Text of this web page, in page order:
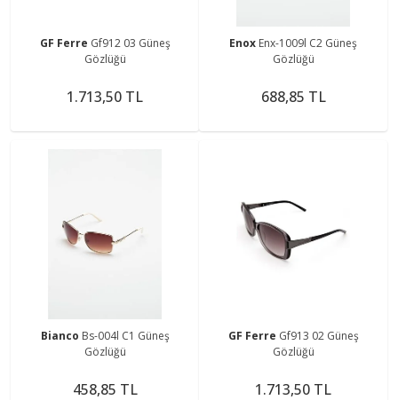
GF Ferre Gf912 03 Güneş
Gözlüğü
1.713,50 TL
Enox Enx-1009l C2 Güneş
Gözlüğü
688,85 TL
Bianco Bs-004l C1 Güneş
Gözlüğü
458,85 TL
GF Ferre Gf913 02 Güneş
Gözlüğü
1.713,50 TL